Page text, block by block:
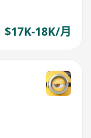
$17K-18K/月